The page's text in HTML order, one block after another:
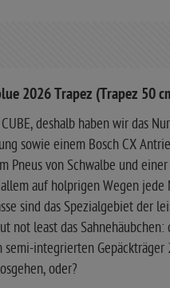
2026 Trapez (Trapez 50
deshalb haben wir das
sowie einem Bosch CX
von Schwalbe und
auf holprigen Wegen
sind das Spezialgebiet der
not least das
integrierten
oder?